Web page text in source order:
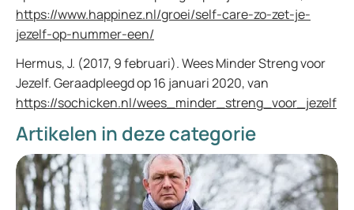
https://www.happinez.nl/groei/self-care-zo-zet-je-
jezelf-op-nummer-een/
Hermus, J. (2017, 9 februari). Wees Minder Streng voor
Jezelf. Geraadpleegd op 16 januari 2020, van
https://sochicken.nl/wees_minder_streng_voor_jezelf
Artikelen in deze categorie